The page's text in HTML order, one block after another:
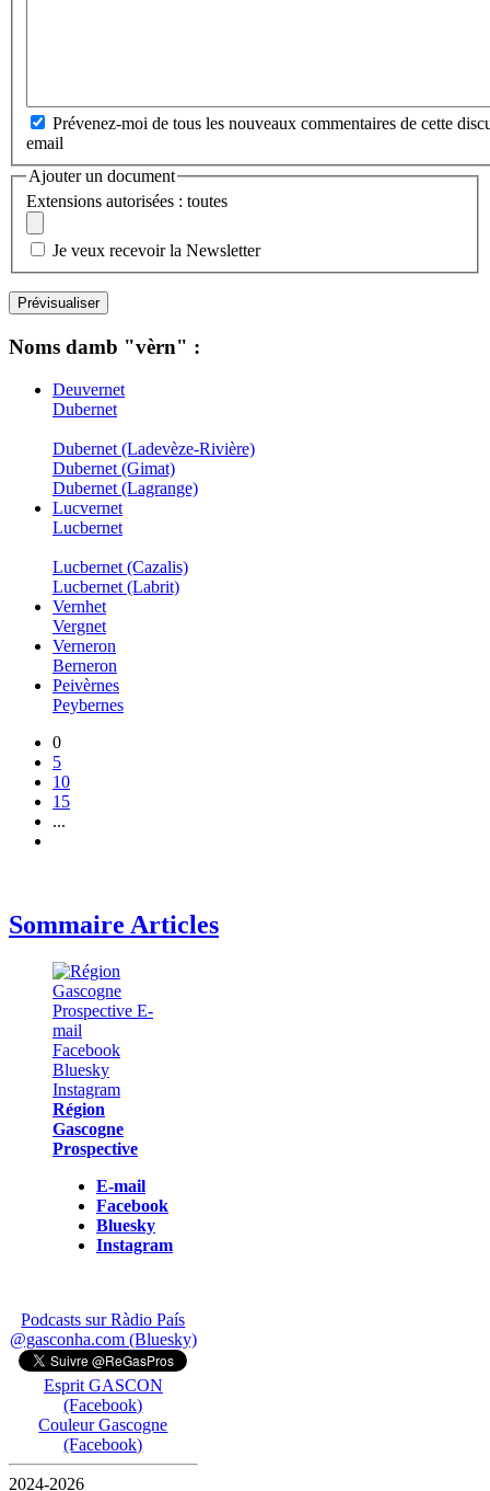
Prévenez-moi de tous les nouveaux commentaires de cette
email
Ajouter un document
Extensions autorisées : toutes
Je veux recevoir la Newsletter
Noms damb "vèrn" :
Deuvernet
Dubernet
Dubernet (Ladevèze-Rivière)
Dubernet (Gimat)
Dubernet (Lagrange)
Lucvernet
Lucbernet
Lucbernet (Cazalis)
Lucbernet (Labrit)
Vernhet
Vergnet
Verneron
Berneron
Peivèrnes
Peybernes
0
5
10
15
...
Sommaire Articles
Région
Gascogne
Prospective
E-mail
Facebook
Bluesky
Instagram
Podcasts sur Ràdio País
@gasconha.com (Bluesky)
Esprit GASCON
(Facebook)
Couleur Gascogne
(Facebook)
2024-2026